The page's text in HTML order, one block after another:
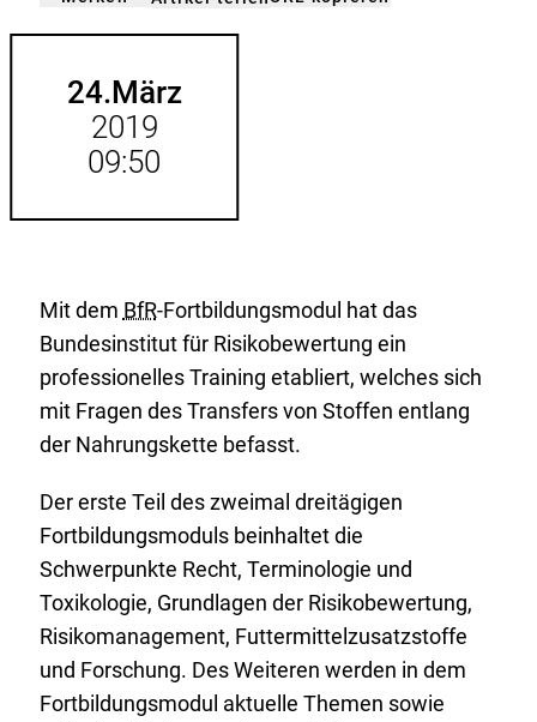
gemerkt
der
24.März
2019
09:50
Mit dem BfR-Fortbildungsmodul hat das
Bundesinstitut für Risikobewertung ein
professionelles Training etabliert, welches sich
mit Fragen des Transfers von Stoffen entlang
der Nahrungskette befasst.
Der erste Teil des zweimal dreitägigen
Fortbildungsmoduls beinhaltet die
Schwerpunkte Recht, Terminologie und
Toxikologie, Grundlagen der Risikobewertung,
Risikomanagement, Futtermittelzusatzstoffe
und Forschung. Des Weiteren werden in dem
Fortbildungsmodul aktuelle Themen sowie